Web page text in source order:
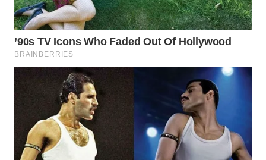
SOLO
WN
BOROBUDUR
MADURA
WN
SURABAYA